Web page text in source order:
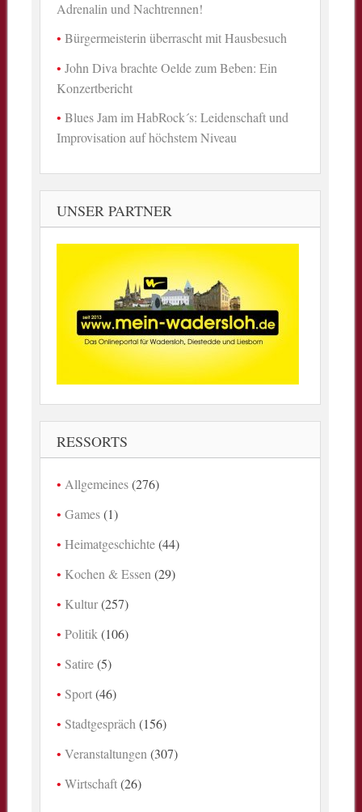
Adrenalin und Nachtrennen!
Bürgermeisterin überrascht mit Hausbesuch
John Diva brachte Oelde zum Beben: Ein
Konzertbericht
Blues Jam im HabRock´s: Leidenschaft und
Improvisation auf höchstem Niveau
UNSER PARTNER
RESSORTS
Allgemeines(276)
Games(1)
Heimatgeschichte(44)
Kochen & Essen (29)
Kultur(257)
Politik (106)
Satire(5)
Sport(46)
Stadtgespräch (156)
Veranstaltungen (307)
Wirtschaft(26)